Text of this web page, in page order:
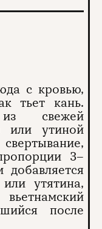
с кровью,
тьет кань.
свежей
или утиной
3–
утятина,
после